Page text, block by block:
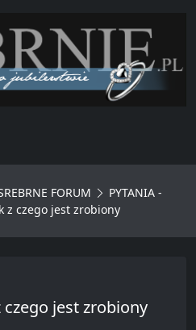
FORUM
PYTANIA -
z czego jest zrobiony
czego jest zrobiony